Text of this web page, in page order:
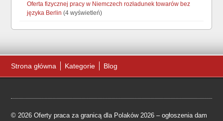
Oferta fizycznej pracy w Niemczech rozładunek towarów bez
języka Berlin (4 wyświetleń)
Strona główna Kategorie Blog
© 2026 Oferty praca za granicą dla Polaków 2026 – ogłoszenia dam